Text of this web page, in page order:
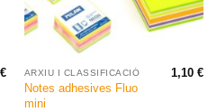
€ ARXIU I CLASSIFICACIÓ
Notes adhesives Fluo
mini
1,10€